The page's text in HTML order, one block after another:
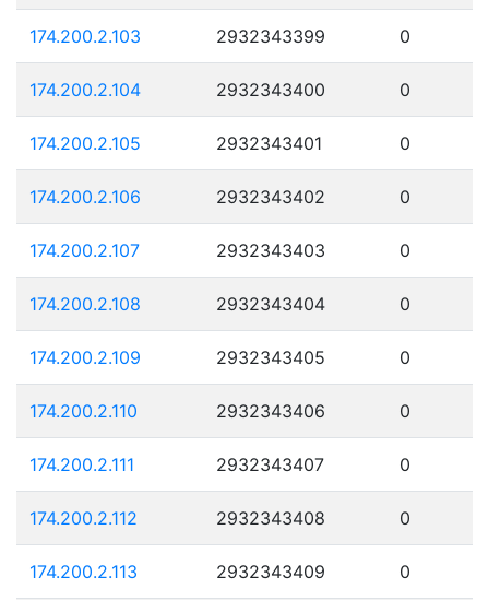
174.200.2.103 2932343399 0
174.200.2.104 2932343400 0
174.200.2.105 2932343401 0
174.200.2.106 2932343402 0
174.200.2.107 2932343403 0
174.200.2.108 2932343404 0
174.200.2.109 2932343405 0
174.200.2.110 2932343406 0
174.200.2.111 2932343407 0
174.200.2.112 2932343408 0
174.200.2.113 2932343409 0